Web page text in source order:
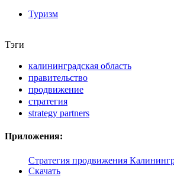
Туризм
Тэги
калининградская область
правительство
продвижение
стратегия
strategy partners
Приложения:
Стратегия продвижения
Скачать